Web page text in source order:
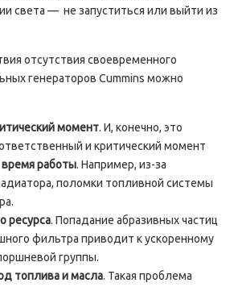
света — не запуститься или выйти из
отсутствия своевременного
генераторов Cummins можно
момент. И, конечно, это
и критический момент
работы. Например, из-за
поломки топливной системы
ресурса. Попадание абразивных частиц
фильтра приводит к ускоренному
группы.
топлива и масла. Такая проблема